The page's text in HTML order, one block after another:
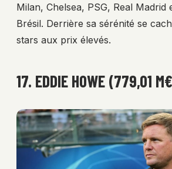
Milan, Chelsea, PSG, Real Madrid
Brésil. Derrière sa sérénité se
stars aux prix élevés.
17. EDDIE HOWE (779,01